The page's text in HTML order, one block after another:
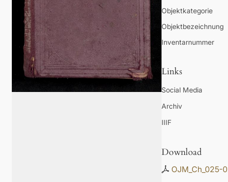
Objektkategorie
Objektbezeichnung
Inventarnummer
Links
Social Media
Archiv
IIIF
Download
OJM_Ch_025-